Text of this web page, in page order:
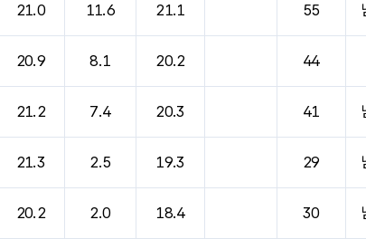
21.0 11.6 21.1 55
20.9 8.1 20.2 44
21.2 7.4 20.3 41
21.3 2.5 19.3 29
20.2 2.0 18.4 30